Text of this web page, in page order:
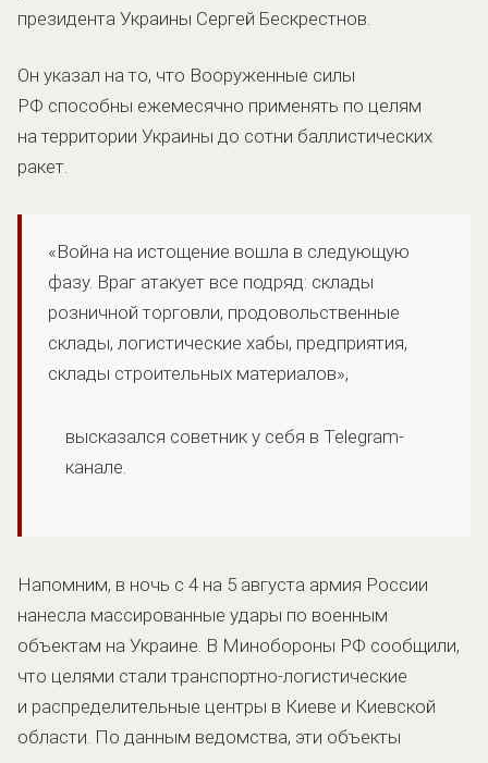
президента Украины Сергей Бескрестнов.
Он указал на то, что Вооруженные силы
РФ способны ежемесячно применять по целям
на территории Украины до сотни баллистических
ракет.
«Война на истощение вошла в следующую
фазу. Враг атакует все подряд: склады
розничной торговли, продовольственные
склады, логистические хабы, предприятия,
склады строительных материалов»,
высказался советник у себя в Telegram-
канале.
Напомним, в ночь с 4 на 5 августа армия России
нанесла массированные удары по военным
объектам на Украине. В Минобороны РФ сообщили,
что целями стали транспортно-логистические
и распределительные центры в Киеве и Киевской
области. По данным ведомства, эти объекты